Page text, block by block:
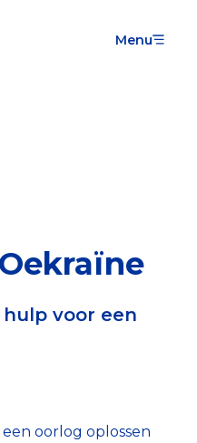
Menu
keurmerk
van een goed doel
je veilig
voor een
oorlog oplossen